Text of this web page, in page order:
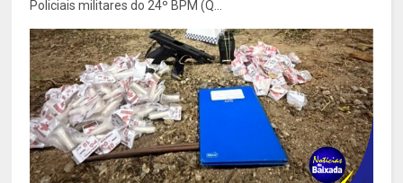
Policiais militares do 24º BPM (Q...